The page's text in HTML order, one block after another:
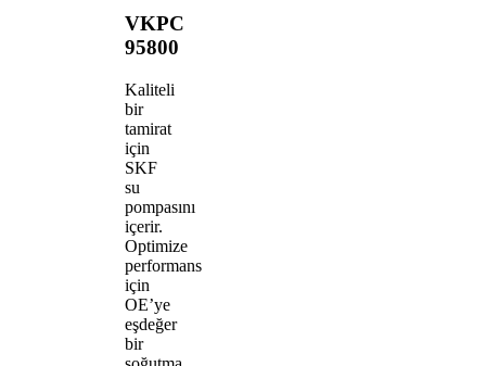
VKPC
95800
Kaliteli
bir
tamirat
için
SKF
su
pompasını
içerir.
Optimize
performans
için
OE’ye
eşdeğer
bir